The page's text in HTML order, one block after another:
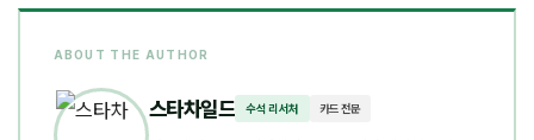
ABOUT THE AUTHOR
스타차일드 수석 리서처 카드 전문